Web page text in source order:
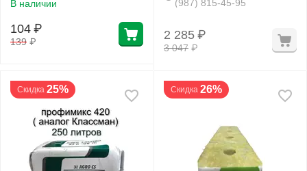
В наличии
139 ₽
104 ₽
(987) 815-45-95
3 047 ₽
2 285 ₽
Скидка 25% Скидка 26%